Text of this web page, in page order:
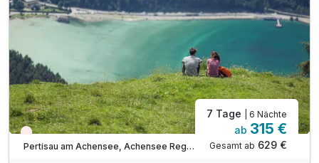
Tipp: Brötchenservice auf Bestellung
Tipp: Achensee wenige Minuten zu Fuß erreichbar
ACHTUNG: Endreinigung & OT nicht inkludiert**
ACHTUNG: Aufpreis 3te & 4te Person*
Wieder frei ab September
Pertisau am Achensee, Achensee Region
7 Tage | 6 Nächte
ab 315 €
Gesamt ab 629 €